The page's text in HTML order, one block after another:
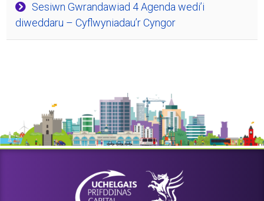
Sesiwn Gwrandawiad 4 Agenda wedi’i
diweddaru – Cyflwyniadau’r Cyngor